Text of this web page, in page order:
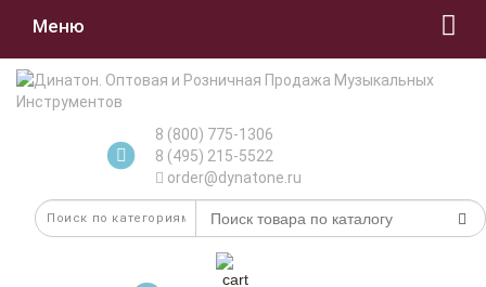
Меню
8 (800) 775-1306
8 (495) 215-5522
order@dynatone.ru